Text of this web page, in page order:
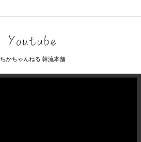
ちかちゃんねる 韓流本舗